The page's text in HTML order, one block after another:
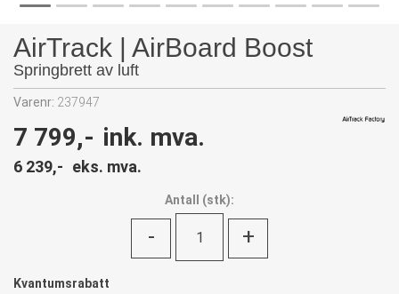
AirTrack | AirBoard Boost
Springbrett av luft
Varenr: 237947
7 799,- ink. mva.
6 239,- eks. mva.
Antall (stk):
- +
Kvantumsrabatt